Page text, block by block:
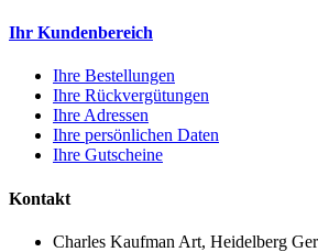
Ihr Kundenbereich
Ihre Bestellungen
Ihre Rückvergütungen
Ihre Adressen
Ihre persönlichen Daten
Ihre Gutscheine
Kontakt
Charles Kaufman Art, Heidelberg